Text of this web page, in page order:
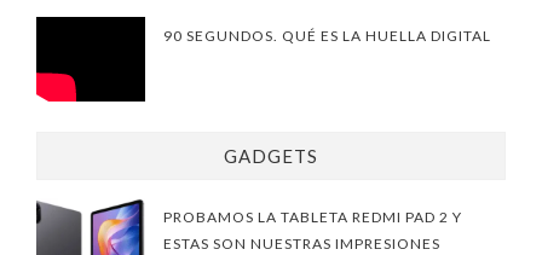
90 SEGUNDOS. QUÉ ES LA HUELLA DIGITAL
GADGETS
PROBAMOS LA TABLETA REDMI PAD 2 Y
ESTAS SON NUESTRAS IMPRESIONES